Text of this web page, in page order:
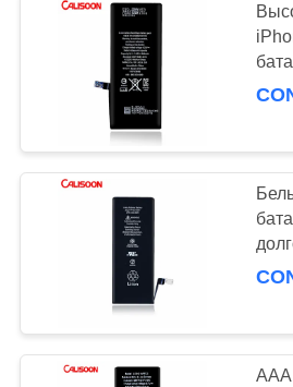
Замена
для iPhone
iPhone 12